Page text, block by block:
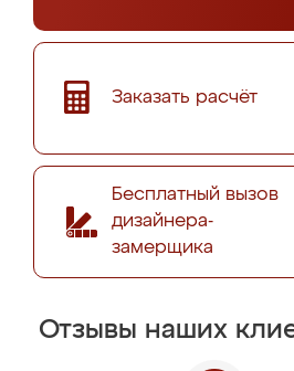
Заказать расчёт
Бесплатный вызов
дизайнера-
замерщика
Отзывы наших